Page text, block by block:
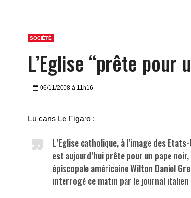
SOCIÉTÉ
L’Eglise “prête pour
06/11/2008 à 11h16
Lu dans Le Figaro :
L’Eglise catholique, à l’image des
est aujourd’hui prête pour un pape
épiscopale américaine Wilton Daniel
interrogé ce matin par le journal italien